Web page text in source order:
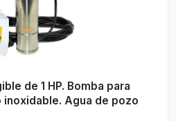
de 1 HP. Bomba para
inoxidable. Agua de pozo